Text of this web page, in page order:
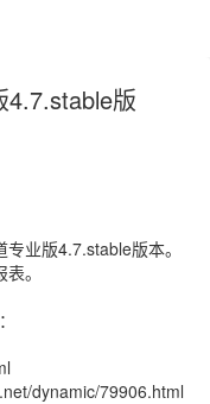
4.7.stable版
业版4.7.stable版本。
。
dynamic/79906.html